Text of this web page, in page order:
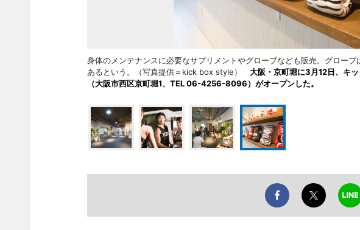
身体のメンテナンスに必要なサプリメントやグローブなども販売。グロー
あるという。（写真提供＝kick box style） 大阪・京町堀に3月12日、キ
（大阪市西区京町堀1、TEL 06-4256-8096）がオープンした。